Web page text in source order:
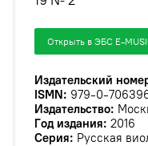
Открыть в ЭБС E-
Издательский
ISMN: 979-0-
Издательство:
Год издания: 2016
Серия: Русская